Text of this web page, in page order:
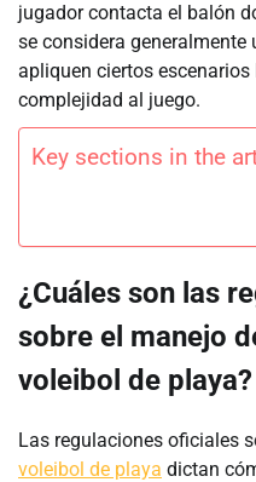
jugador contacta el balón
se considera
apliquen ciertos escenarios
complejidad al juego.
Key sections in the
¿Cuáles son las
sobre el manejo
voleibol de playa?
Las regulaciones oficiales
voleibol de playa dictan